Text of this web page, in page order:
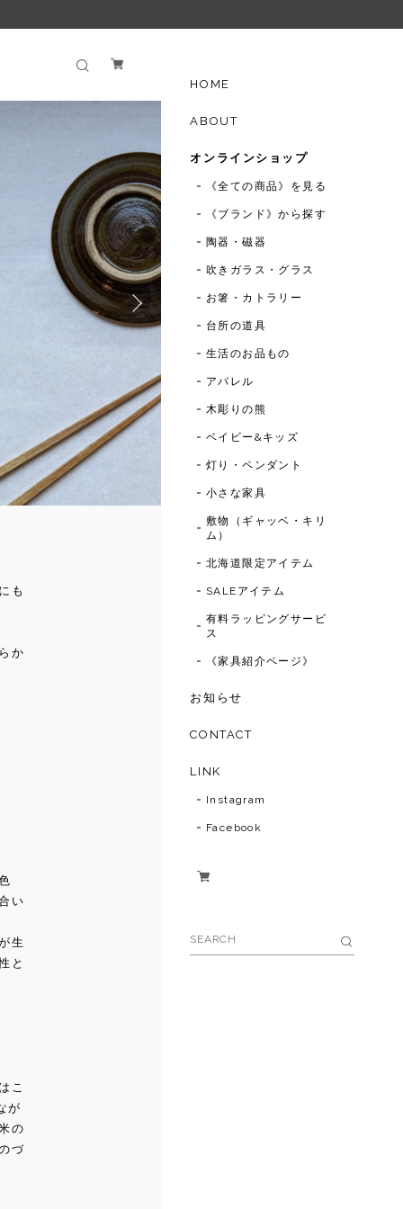
も
か
い
生
と
こ
が
の
づ
HOME
ABOUT
オンラインショップ
《全ての商品》を見る
《ブランド》から探す
陶器・磁器
吹きガラス・グラス
お箸・カトラリー
台所の道具
生活のお品もの
アパレル
木彫りの熊
ベイビー&キッズ
灯り・ペンダント
小さな家具
敷物（ギャッベ・キリ
ム）
北海道限定アイテム
SALEアイテム
有料ラッピングサービ
ス
《家具紹介ページ》
お知らせ
CONTACT
LINK
Instagram
Facebook